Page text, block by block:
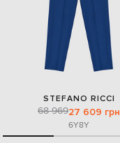
STEFANO RICCI
68 96927 609 грн
6Y8Y